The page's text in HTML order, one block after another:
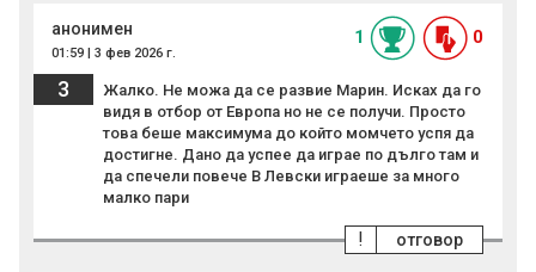
анонимен
01:59 | 3 фев 2026 г.
1 0
3
Жалко. Не можа да се развие Марин. Исках да го
видя в отбор от Европа но не се получи. Просто
това беше максимума до който момчето успя да
достигне. Дано да успее да играе по дълго там и
да спечели повече В Левски играеше за много
малко пари
отговор
!